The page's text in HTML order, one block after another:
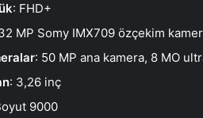
: FHD+
MP Somy IMX709 özçekim
: 50 MP ana kamera, 8 MO
: 3,26 inç
9000